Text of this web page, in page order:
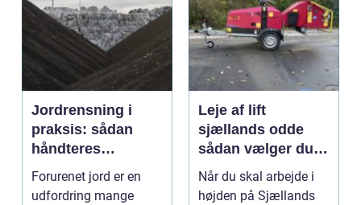
Jordrensning i
praksis: sådan
håndteres
forurenet jord
ansvarligt
Forurenet jord er en
udfordring mange
Leje af lift
sjællands odde
sådan vælger du
den rigtige løsning
Når du skal arbejde i
højden på Sjællands